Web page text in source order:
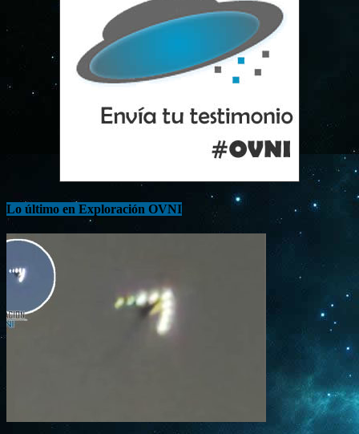
Lo último en Exploración OVNI